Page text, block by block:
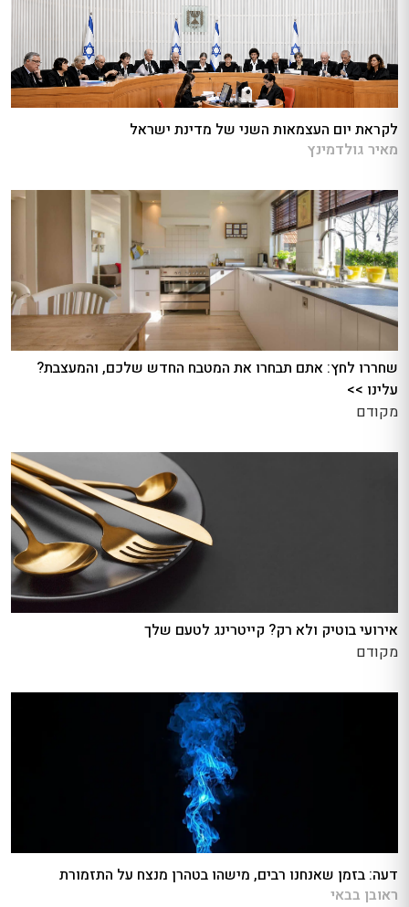
לקראת יום העצמאות השני של מדינת ישראל
מאיר גולדמינץ
שחררו לחץ: אתם תבחרו את המטבח החדש שלכם, והמעצבת?
עלינו >>
מקודם
אירועי בוטיק ולא רק? קייטרינג לטעם שלך
מקודם
דעה: בזמן שאנחנו רבים, מישהו בטהרן מנצח על התזמורת
ראובן בבאי